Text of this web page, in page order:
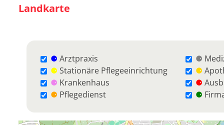
Landkarte
⚈ Arztpraxis
⚈ Stationäre Pflegeeinrichtung
⚈ Krankenhaus
⚈ Pflegedienst
⚈
⚈
⚈
⚈